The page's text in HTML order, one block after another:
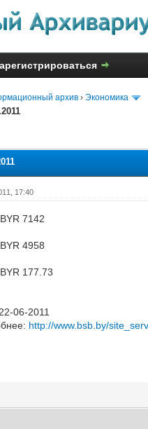
архив › Экономика
17:40
7142
4958
177.73
06-2011
http://www.bsb.by/